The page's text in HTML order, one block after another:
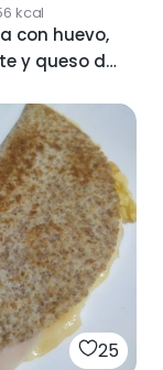
kcal
con huevo,
y queso de
25